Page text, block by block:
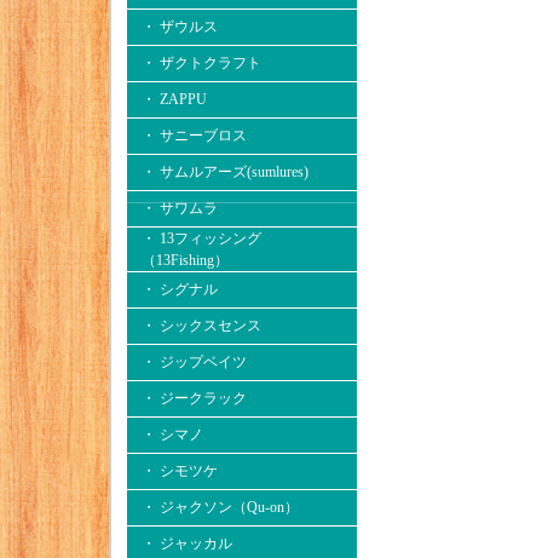
・ ザウルス
・ ザクトクラフト
・ ZAPPU
・ サニーブロス
・ サムルアーズ(sumlures)
・ サワムラ
・ 13フィッシング
（13Fishing）
・ シグナル
・ シックスセンス
・ ジップベイツ
・ ジークラック
・ シマノ
・ シモツケ
・ ジャクソン（Qu-on）
・ ジャッカル